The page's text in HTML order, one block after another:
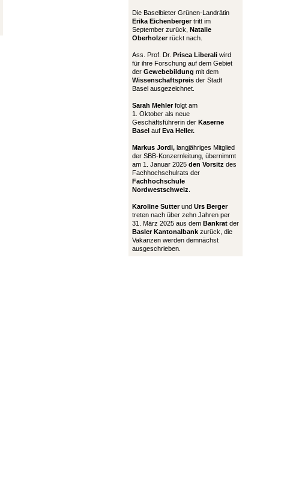
Die Baselbieter Grünen-Landrätin
Erika Eichenbergertritt im
September zurück, Natalie
Oberholzerrückt nach.
Ass. Prof. Dr. Prisca Liberali wird
für ihre Forschung auf dem Gebiet
der Gewebebildung mit dem
Wissenschaftspreis der Stadt
Basel ausgezeichnet.
Sarah Mehlerfolgt am
1. Oktober als neue
Geschäftsführerin der Kaserne
Basel auf Eva Heller.
Markus Jordi, langjähriges Mitglied
der SBB-Konzernleitung, übernimmt
am 1. Januar 2025 den Vorsitz des
Fachhochschulrats der
Fachhochschule
Nordwestschweiz
Karoline Sutterund Urs Berger
treten nach über zehn Jahren per
31. März 2025 aus dem Bankrat der
Basler Kantonalbank zurück, die
Vakanzen werden demnächst
ausgeschrieben.